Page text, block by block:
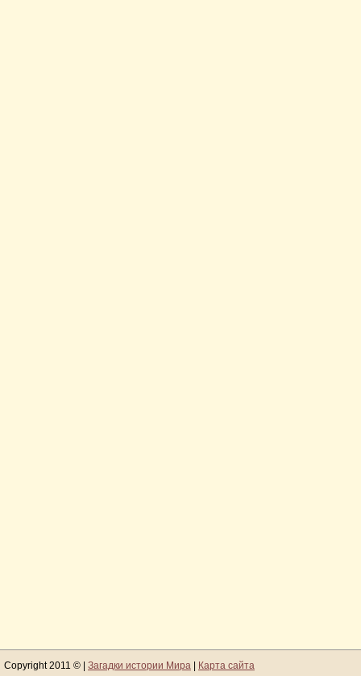
Copyright 2011 © | Загадки истории Мира
Карта сайта